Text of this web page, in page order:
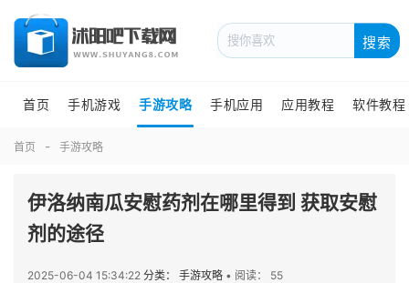
搜索
首页 手机游戏 手游攻略 手机应用 应用教程 软件教程
首页 手游攻略
伊洛纳南瓜安慰药剂在哪里得到 获取安慰
剂的途径
2025-06-04 15:34:22 分类： 手游攻略 • 阅读： 55